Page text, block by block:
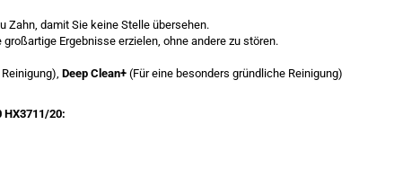
Zahn, damit Sie keine Stelle übersehen.
Ergebnisse erzielen, ohne andere zu stören.
Deep Clean+ (Für eine besonders gründliche Reinigung)
HX3711/20: